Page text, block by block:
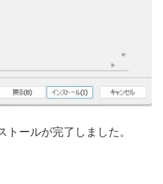
トールが完了しました。